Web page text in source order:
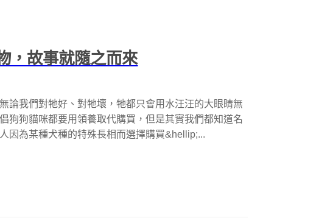
，故事就隨之而來
論我們對牠好、對牠壞，牠都只會用水汪汪的大眼睛無
狗狗貓咪都要用領養取代購買，但是其實我們都知道名
因為某種犬種的特殊長相而選擇購買&hellip;...